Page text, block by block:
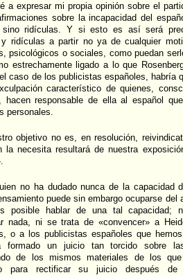
a expresar mi propia opinión sobre el
sobre la incapacidad del
sino ridículas. Y si esto es así será
y ridículas a partir no ya de cualquier
psicológicos o sociales, como puedan
estrechamente ligado a lo que
caso de los publicistas españoles, habría
característico de quienes,
hacen responsable de ella al español
personales.
objetivo no es, en resolución,
la necesita resultará de nuestra
no ha dudado nunca de la capacidad
puede sin embargo ocuparse
posible hablar de una tal capacidad;
nada, ni se trata de «convencer» a
o a los publicistas españoles que
formado un juicio tan torcido sobre
de los mismos materiales de los
para rectificar su juicio después de